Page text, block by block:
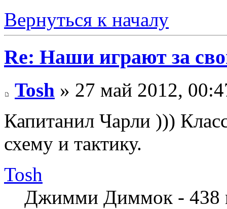
Вернуться к началу
Re: Наши играют за
Tosh » 27 май 2012,
Капитанил Чарли )))
схему и тактику.
Tosh
Джимми Диммок - 438